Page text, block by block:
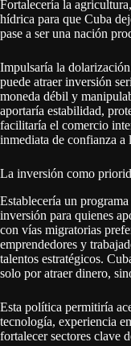
Fortalecería la
hídrica para que Cuba
pase a ser una nación
Impulsaría la
puede atraer inversión
moneda débil y
aportaría estabilidad,
facilitaría el comercio
inmediata de confianza a
La inversión como
Establecería un
inversión para quienes
con vías migratorias
emprendedores y
talentos estratégicos.
solo por atraer dinero,
Esta política permitiría
tecnología, experiencia
fortalecer sectores clave